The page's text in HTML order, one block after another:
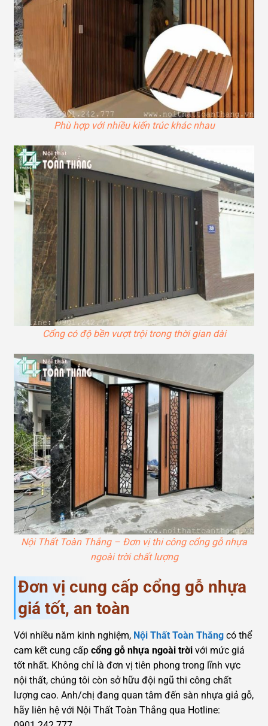
Phù hợp với nhiều kiến trúc khác nhau
Cổng có độ bền vượt trội trong thời gian dài
Nội Thất Toàn Thắng – Đơn vị thi công cổng gỗ nhựa
ngoài trời chất lượng
Đơn vị cung cấp cổng gỗ nhựa
giá tốt, an toàn
Với nhiều năm kinh nghiệm, Nội Thất Toàn Thắng có thể
cam kết cung cấp cổng gỗ nhựa ngoài trời với mức giá
tốt nhất. Không chỉ là đơn vị tiên phong trong lĩnh vực
nội thất, chúng tôi còn sở hữu đội ngũ thi công chất
lượng cao. Anh/chị đang quan tâm đến sàn nhựa giả gỗ,
hãy liên hệ với Nội Thất Toàn Thắng qua Hotline: